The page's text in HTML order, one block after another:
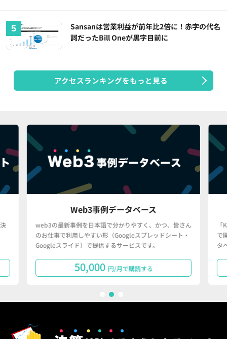
Sansanは営業利益が前年比2倍に！赤字の代名
詞だったBill Oneが黒字目前に
アクセスランキングをもっと見る
Web3事例データベース
web3の最新事例を日本語で分かりやすく、かつ、皆さん
のお仕事で利用しやすい形（Googleスプレッドシート・
Googleスライド）で提供するサービスです。
50,000 円/月で購読する
で
タ